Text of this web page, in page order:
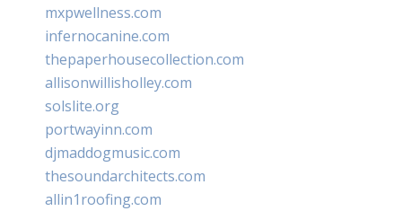
mxpwellness.com
infernocanine.com
thepaperhousecollection.com
allisonwillisholley.com
solslite.org
portwayinn.com
djmaddogmusic.com
thesoundarchitects.com
allin1roofing.com